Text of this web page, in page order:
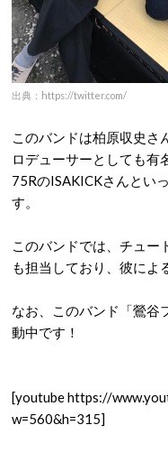
出典：https://twitter.com/
このバンドは柏原収史さ
ロデューサーとしても有
75RのISAKICKさんとい
す。
このバンドでは、チュー
も担当しており、彼によ
なお、このバンド「鶯谷
動中です！
[youtube https://
w=560&h=315]